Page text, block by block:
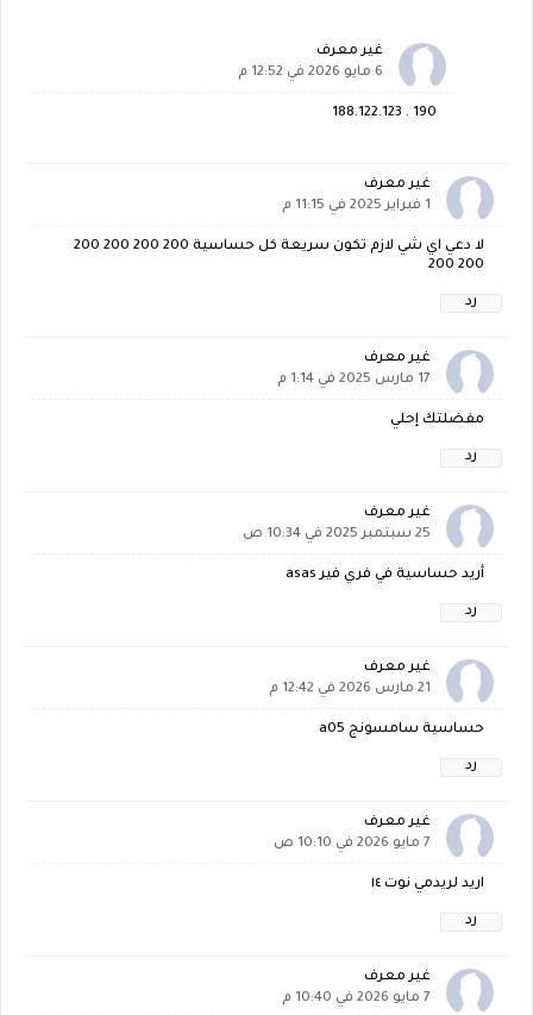
غير معرف
6 مايو 2026 في 12:52 م
190 . 188.122.123
غير معرف
1 فبراير 2025 في 11:15 م
لا دعي اي شي لازم تكون سريعة كل حساسية 200 200 200 200
200 200
رد
غير معرف
17 مارس 2025 في 1:14 م
مفضلتك إحلي
رد
غير معرف
25 سبتمبر 2025 في 10:34 ص
أريد حساسية في فري فير asas
رد
غير معرف
21 مارس 2026 في 12:42 م
حساسية سامسونج a05
رد
غير معرف
7 مايو 2026 في 10:10 ص
اريد لريدمي نوت ١٤
رد
غير معرف
7 مايو 2026 في 10:40 م